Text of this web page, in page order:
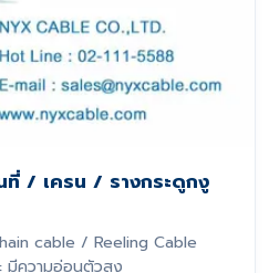
ที่ / เครน / รางกระดูกงู
cable / Reeling Cable
มีความอ่อนตัวสูง